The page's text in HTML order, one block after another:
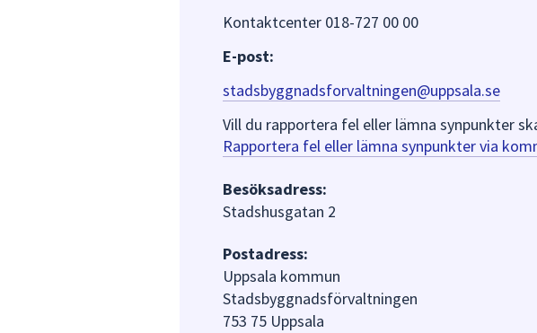
Kontaktcenter 018-727 00 00
E-post:
stadsbyggnadsforvaltningen@uppsala.se
Vill du rapportera fel eller lämna synpunkter
Rapportera fel eller lämna synpunkter via
Besöksadress:
Stadshusgatan 2
Postadress:
Uppsala kommun
Stadsbyggnadsförvaltningen
753 75 Uppsala